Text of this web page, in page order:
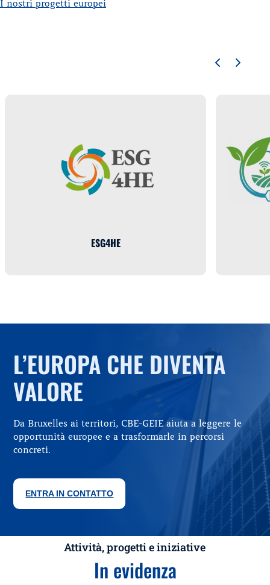
I nostri progetti europei
ESG4HE
L’EUROPA CHE DIVENTA
VALORE
Da Bruxelles ai territori, CBE-GEIE aiuta a leggere le
opportunità europee e a trasformarle in percorsi
concreti.
ENTRA IN CONTATTO
Attività, progetti e iniziative
In evidenza